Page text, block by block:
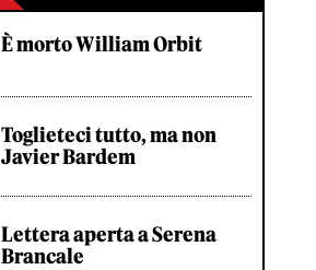
È morto William Orbit
Toglieteci tutto, ma non
Javier Bardem
Lettera aperta a Serena
Brancale